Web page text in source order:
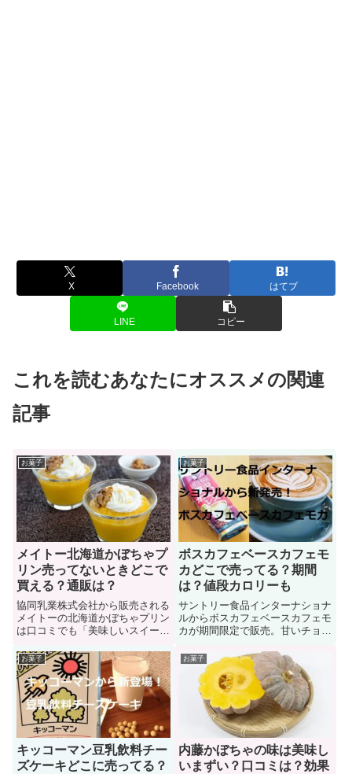
X Facebook はてブ
LINE コピー
これを読むあなたにオススメの関連
記事
お菓子
メイトー北海道かぼちゃプ
リン売ってないときどこで
買える？通販は？
協同乳業株式会社から販売される
メイトーの北海道かぼちゃプリン
は口コミでも「美味しいスイー
す。「でもメイトー北海道かぼち
ゃプリンがどこにも売ってな
い・・・」そんなときもあります
よね。では、人気スイーツはどこ
で買えるのか？ネット通販で購入
できるのか？見ていきましょう。
お菓子
ボスカフェベースカフェモ
カどこで売ってる？期間
は？値段カロリーも
サントリー食品インターナショナ
ルからボスカフェベースカフェモ
カが期間限定で販売。甘いチョコ
フェモカで幸せな気持ちにさせて
くれるでしょう。ここではボスカ
フェベースカフェモカに関する
「販売店（どこで売ってる？）、
いつまでが販売期間なのか？値
段、カロリー、味」について紹介
お菓子
キッコーマン豆乳飲料チー
ズケーキどこに売ってる？
お菓子
内藤かぼちゃの味は美味し
いまずい？口コミは？効果